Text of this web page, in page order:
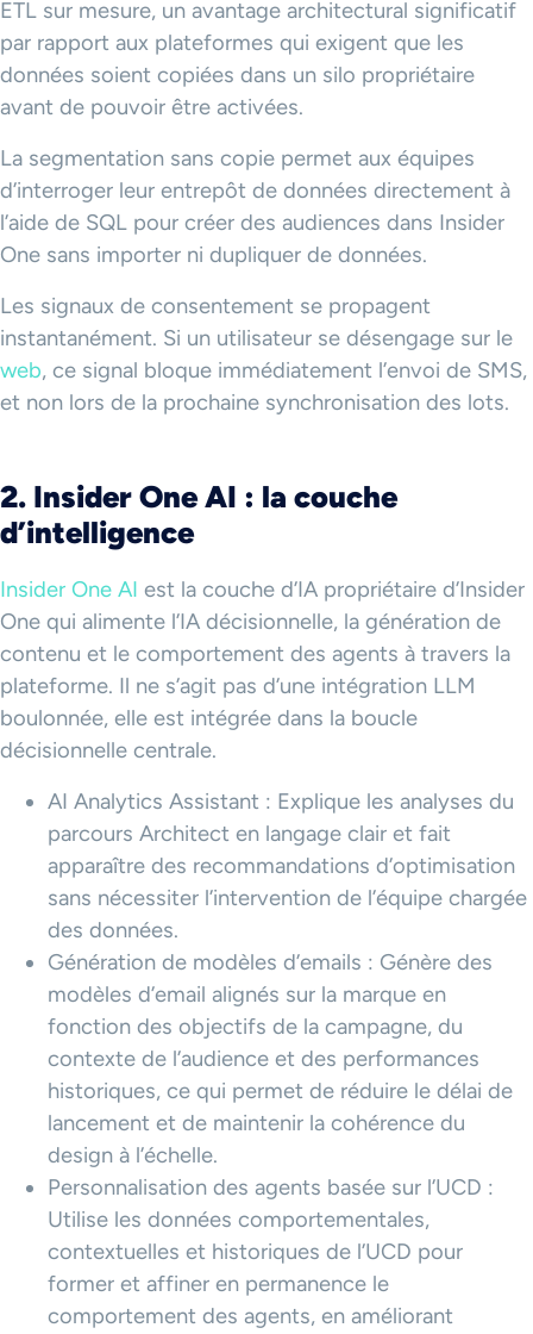
ETL sur mesure, un avantage architectural significatif
par rapport aux plateformes qui exigent que les
données soient copiées dans un silo propriétaire
avant de pouvoir être activées.
La segmentation sans copie permet aux équipes
d’interroger leur entrepôt de données directement à
l’aide de SQL pour créer des audiences dans Insider
One sans importer ni dupliquer de données.
Les signaux de consentement se propagent
instantanément. Si un utilisateur se désengage sur le
web, ce signal bloque immédiatement l’envoi de SMS,
et non lors de la prochaine synchronisation des lots.
2. Insider One AI : la couche
d’intelligence
Insider One AI est la couche d’IA propriétaire d’Insider
One qui alimente l’IA décisionnelle, la génération de
contenu et le comportement des agents à travers la
plateforme. Il ne s’agit pas d’une intégration LLM
boulonnée, elle est intégrée dans la boucle
décisionnelle centrale.
AI Analytics Assistant : Explique les analyses du
parcours Architect en langage clair et fait
apparaître des recommandations d’optimisation
sans nécessiter l’intervention de l’équipe chargée
des données.
Génération de modèles d’emails : Génère des
modèles d’email alignés sur la marque en
fonction des objectifs de la campagne, du
contexte de l’audience et des performances
historiques, ce qui permet de réduire le délai de
lancement et de maintenir la cohérence du
design à l’échelle.
Personnalisation des agents basée sur l’UCD :
Utilise les données comportementales,
contextuelles et historiques de l’UCD pour
former et affiner en permanence le
comportement des agents, en améliorant